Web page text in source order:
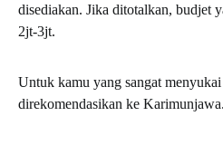
disediakan. Jika ditotalkan, budjet
2jt-3jt.
Untuk kamu yang sangat menyukai
direkomendasikan ke